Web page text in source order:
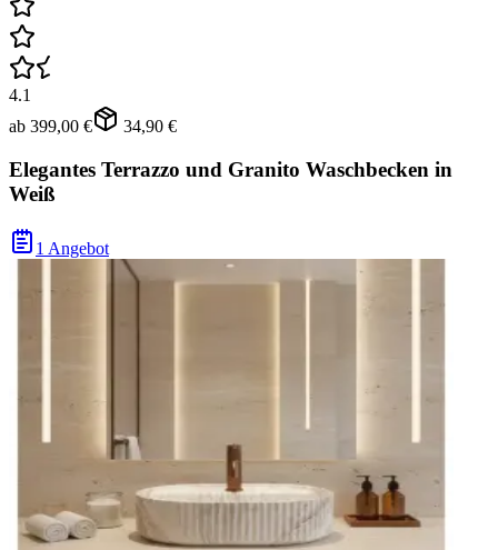
4.1
ab 399,00 € 34,90 €
Elegantes Terrazzo und Granito Waschbecken in
Weiß
1 Angebot